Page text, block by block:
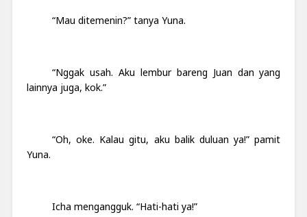
“Mau ditemenin?” tanya Yuna.
“Nggak usah. Aku lembur bareng Juan dan yang
lainnya juga, kok.”
“Oh, oke. Kalau gitu, aku balik duluan ya!” pamit
Yuna.
Icha mengangguk. “Hati-hati ya!”